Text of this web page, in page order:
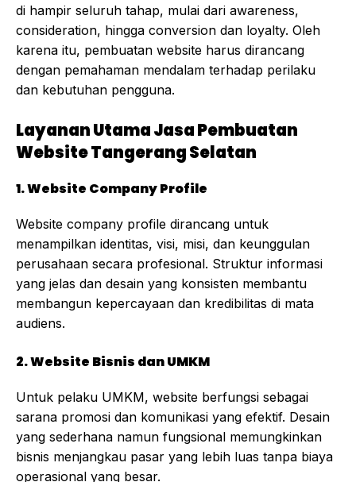
di hampir seluruh tahap, mulai dari awareness,
consideration, hingga conversion dan loyalty. Oleh
karena itu, pembuatan website harus dirancang
dengan pemahaman mendalam terhadap perilaku
dan kebutuhan pengguna.
Layanan Utama Jasa Pembuatan
Website Tangerang Selatan
1. Website Company Profile
Website company profile dirancang untuk
menampilkan identitas, visi, misi, dan keunggulan
perusahaan secara profesional. Struktur informasi
yang jelas dan desain yang konsisten membantu
membangun kepercayaan dan kredibilitas di mata
audiens.
2. Website Bisnis dan UMKM
Untuk pelaku UMKM, website berfungsi sebagai
sarana promosi dan komunikasi yang efektif. Desain
yang sederhana namun fungsional memungkinkan
bisnis menjangkau pasar yang lebih luas tanpa biaya
operasional yang besar.